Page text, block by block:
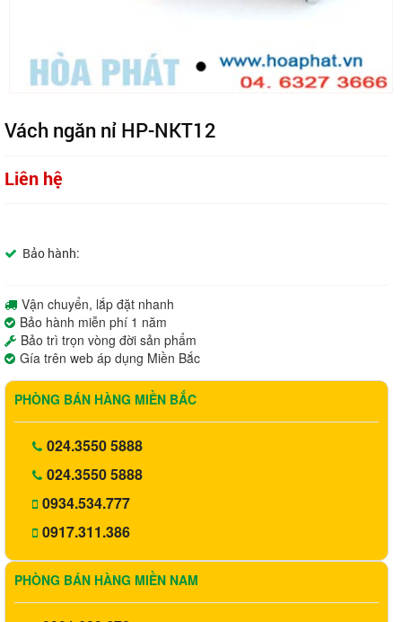
Vách ngăn nỉ HP-NKT12
Liên hệ
Bảo hành:
Vận chuyển, lắp đặt nhanh
Bảo hành miễn phí 1 năm
Bảo trì trọn vòng đời sản phẩm
Gía trên web áp dụng Miền Bắc
PHÒNG BÁN HÀNG MIỀN BẮC
024.3550 5888
024.3550 5888
0934.534.777
0917.311.386
PHÒNG BÁN HÀNG MIỀN NAM